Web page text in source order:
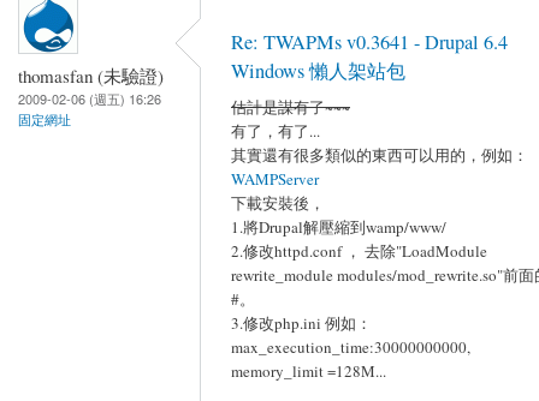
thomasfan (未驗證)
2009-02-06 (週五) 16:26
固定網址
Re: TWAPMs v0.3641 - Drupal 6.4
Windows 懶人架站包
估計是謀有了~~~
有了，有了...
其實還有很多類似的東西可以用的，例如：
WAMPServer
下載安裝後，
1.將Drupal解壓縮到wamp/www/
2.修改httpd.conf ， 去除"LoadModule
rewrite_module modules/mod_rewrite.so"前面
#。
3.修改php.ini 例如：
max_execution_time:30000000000,
memory_limit =128M...